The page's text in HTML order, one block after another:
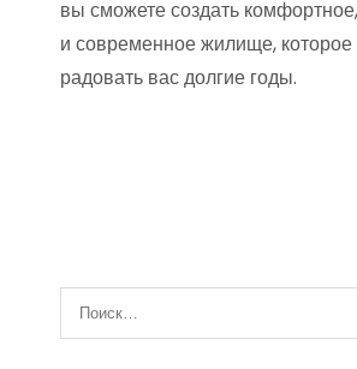
вы сможете создать
и современное жилище, которое
радовать вас долгие годы.